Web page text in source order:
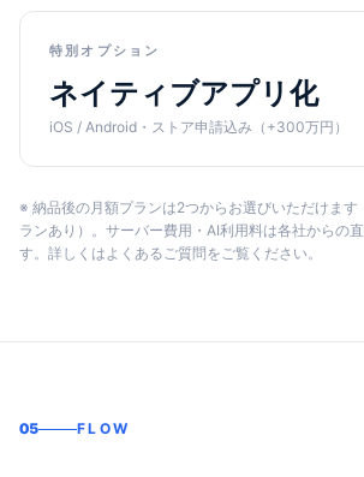
特別オプション
ネイティブアプリ化
iOS / Android・ストア申請込み（+300万円）
※ 納品後の月額プランは2つからお選びいただけま
ランあり）。サーバー費用・AI利用料は各社からの
す。詳しくはよくあるご質問をご覧ください。
05 FLOW